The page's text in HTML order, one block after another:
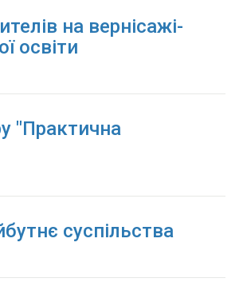
на вернісажі-
освіти
"Практична
суспільства